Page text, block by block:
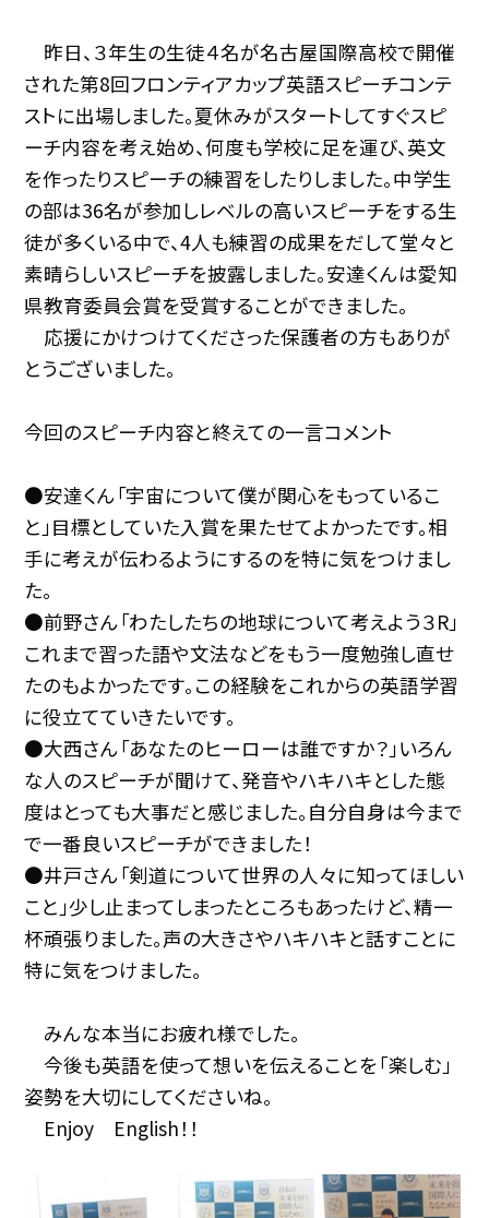
昨日、３年生の生徒４名が名古屋国際高校で開催
された第8回フロンティアカップ英語スピーチコンテ
ストに出場しました。夏休みがスタートしてすぐスピ
ーチ内容を考え始め、何度も学校に足を運び、英文
を作ったりスピーチの練習をしたりしました。中学生
の部は36名が参加しレベルの高いスピーチをする生
徒が多くいる中で、4人も練習の成果をだして堂々と
素晴らしいスピーチを披露しました。安達くんは愛知
県教育委員会賞を受賞することができました。
応援にかけつけてくださった保護者の方もありが
とうございました。
今回のスピーチ内容と終えての一言コメント
●安達くん「宇宙について僕が関心をもっているこ
と」目標としていた入賞を果たせてよかったです。相
手に考えが伝わるようにするのを特に気をつけまし
た。
●前野さん「わたしたちの地球について考えよう３R」
これまで習った語や文法などをもう一度勉強し直せ
たのもよかったです。この経験をこれからの英語学習
に役立てていきたいです。
●大西さん「あなたのヒーローは誰ですか？」いろん
な人のスピーチが聞けて、発音やハキハキとした態
度はとっても大事だと感じました。自分自身は今まで
で一番良いスピーチができました！
●井戸さん「剣道について世界の人々に知ってほしい
こと」少し止まってしまったところもあったけど、精一
杯頑張りました。声の大きさやハキハキと話すことに
特に気をつけました。
みんな本当にお疲れ様でした。
今後も英語を使って想いを伝えることを「楽しむ」
姿勢を大切にしてくださいね。
Enjoy English！！